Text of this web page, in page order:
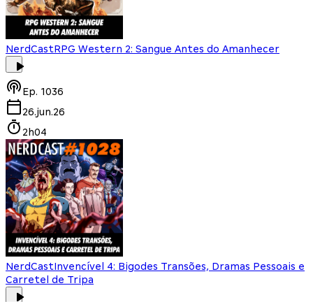
NerdCastRPG Western 2: Sangue Antes do Amanhecer
Ep. 1036
26.jun.26
2h04
NerdCastInvencível 4: Bigodes Transões, Dramas Pessoais e
Carretel de Tripa